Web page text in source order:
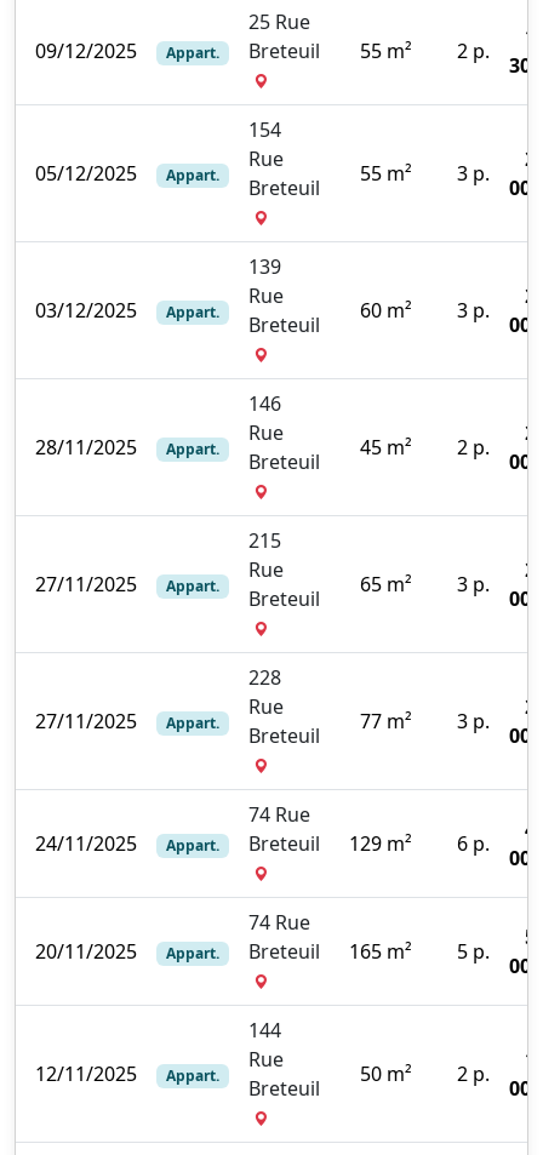
09/12/2025 Appart.
25 Rue
Breteuil
55 m² 2 p.
05/12/2025 Appart.
154
Rue
Breteuil
55 m² 3 p.
03/12/2025 Appart.
139
Rue
Breteuil
60 m² 3 p.
28/11/2025 Appart.
146
Rue
Breteuil
45 m² 2 p.
27/11/2025 Appart.
215
Rue
Breteuil
65 m² 3 p.
27/11/2025 Appart.
228
Rue
Breteuil
77 m² 3 p.
24/11/2025 Appart.
74 Rue
Breteuil
129 m² 6 p.
20/11/2025 Appart.
74 Rue
Breteuil
165 m² 5 p.
12/11/2025 Appart.
144
Rue
Breteuil
50 m² 2 p.